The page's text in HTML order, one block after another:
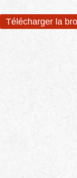
Télécharger la